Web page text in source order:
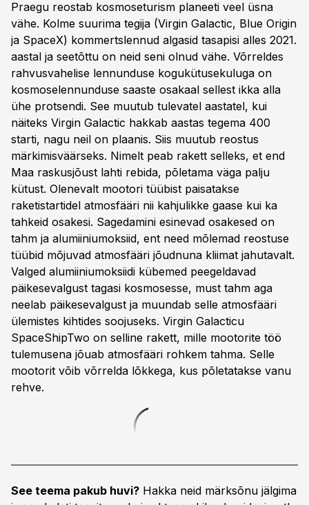
Praegu reostab kosmoseturism planeeti veel üsna
vähe. Kolme suurima tegija (Virgin Galactic, Blue Origin
ja SpaceX) kommertslennud algasid tasapisi alles 2021.
aastal ja seetõttu on neid seni olnud vähe. Võrreldes
rahvusvahelise lennunduse kogukütuse­kuluga on
kosmoselennunduse saaste osakaal sellest ikka alla
ühe protsendi. See muutub tulevatel aastatel, kui
näiteks Virgin Galactic hakkab aastas tegema 400
starti, nagu neil on plaanis. Siis muutub reostus
märkimisväärseks. Nimelt peab rakett selleks, et end
Maa raskusjõust lahti rebida, põletama väga palju
kütust. Olenevalt mootori tüübist paisatakse
raketistartidel atmo­sfääri nii kahjulikke gaase kui ka
tahkeid osakesi. Sagedamini esinevad osakesed on
tahm ja alumiinium­oksiid, ent need mõlemad reostuse
tüübid mõjuvad atmosfääri jõudnu­na kliimat jahutavalt.
Valged alumiinium­oksiidi kübemed peegeldavad
päikesevalgust tagasi kosmosesse, must tahm aga
neelab päikesevalgust ja muundab selle atmosfääri
ülemis­tes kihtides soojuseks. Virgin Galacticu
SpaceShipTwo on selline rakett, mille mootorite töö
tulemusena jõuab atmosfääri rohkem tahma. Selle
mootorit võib võrrelda lõkkega, kus põletatakse vanu
rehve.
See teema pakub huvi? Hakka neid märksõnu jälgima